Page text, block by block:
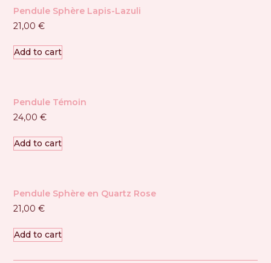
Pendule Sphère Lapis-Lazuli
21,00€
Add to cart
Pendule Témoin
24,00€
Add to cart
Pendule Sphère en Quartz Rose
21,00€
Add to cart